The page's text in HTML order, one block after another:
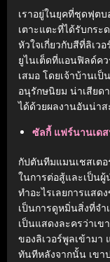
เราอยู่ในยุคที่ชุดฟุต
เตาะแตะที่ได้รับกร
หัวใจเกี่ยวกับสีที่ลิเว
ยูไนเต็ดที่แอนฟิลด์คว
เสมอ โดยเจ้าบ้านเ
อนุรักษนิยม น่าเสียด
ได้ด้วยผลงานอันน่า
ซัลกี้ แฟร์นานเด
กัปตันทีมแมนเชสเต
ในการต่อสู้และเป็น
ทำอะไรเลยการแสด
เป็นการดูหมิ่นสิ่งที่จำ
เป็นแสดงละครว่าเข
ของลิเวอร์พูลเข้าม
ทันทีหลังจากนั้น เขา